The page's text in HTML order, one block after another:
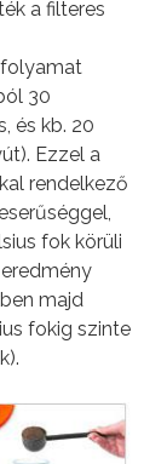
a filteres
30
és kb. 20
Ezzel a
rendelkező
fok körüli
majd
fokig szinte